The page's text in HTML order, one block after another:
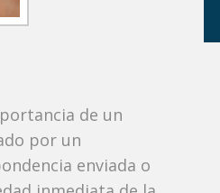
de un
por un
enviada o